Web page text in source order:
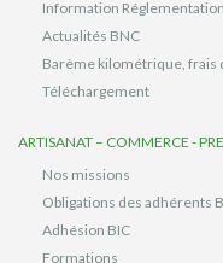
Information
Actualités BNC
Barème kilométrique, frais
Téléchargement
ARTISANAT – COMMERCE -
Nos missions
Obligations des adhérents
Adhésion BIC
Formations